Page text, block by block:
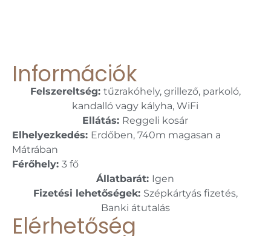
Információk
Felszereltség: tűzrakóhely, grillező, parkoló,
kandalló vagy kályha, WiFi
Ellátás: Reggeli kosár
Elhelyezkedés: Erdőben, 740m magasan a
Mátrában
Férőhely: 3 fő
Állatbarát: Igen
Fizetési lehetőségek: Szépkártyás fizetés,
Banki átutalás
Elérhetőség